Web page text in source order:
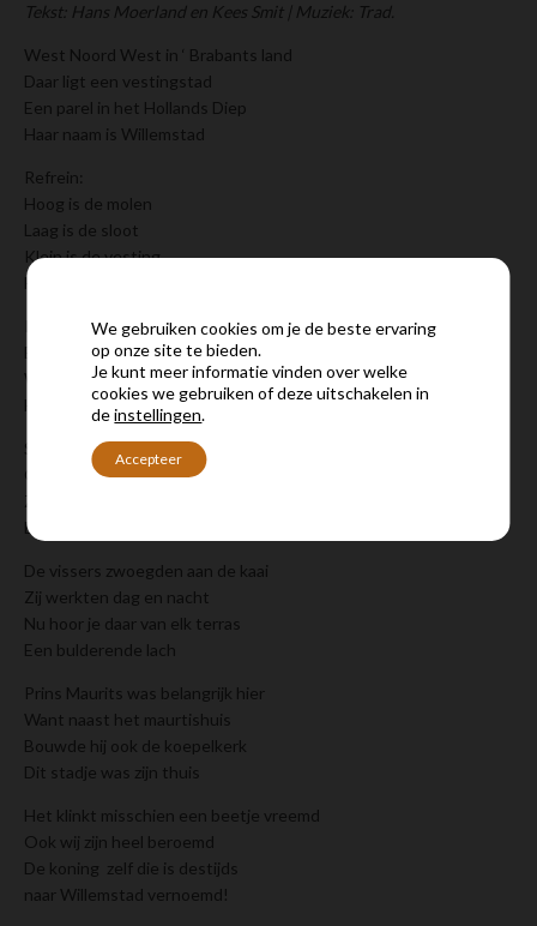
Tekst: Hans Moerland en Kees Smit | Muziek: Trad.
West Noord West in ‘ Brabants land
Daar ligt een vestingstad
Een parel in het Hollands Diep
Haar naam is Willemstad
Refrein:
Hoog is de molen
Laag is de sloot
Klein is de vesting
Haar schoonheid is zo groot
Prins Willem gaf ons zelf zijn naam
Bij ’t stichten van de stad
Wij zingen daarom thans verheugd
Het Lied van WILLEMSTAD
Soldaten liepen vroeger hier
Over den Hooghen wal
Zij sloegen daar de vijand neer
Die liep steeds in de val
De vissers zwoegden aan de kaai
Zij werkten dag en nacht
Nu hoor je daar van elk terras
Een bulderende lach
Prins Maurits was belangrijk hier
Want naast het maurtishuis
Bouwde hij ook de koepelkerk
Dit stadje was zijn thuis
Het klinkt misschien een beetje vreemd
Ook wij zijn heel beroemd
De koning zelf die is destijds
naar Willemstad vernoemd!
We gebruiken cookies om je de beste ervaring
op onze site te bieden.
Je kunt meer informatie vinden over welke
cookies we gebruiken of deze uitschakelen in
deinstellingen.
Accepteer